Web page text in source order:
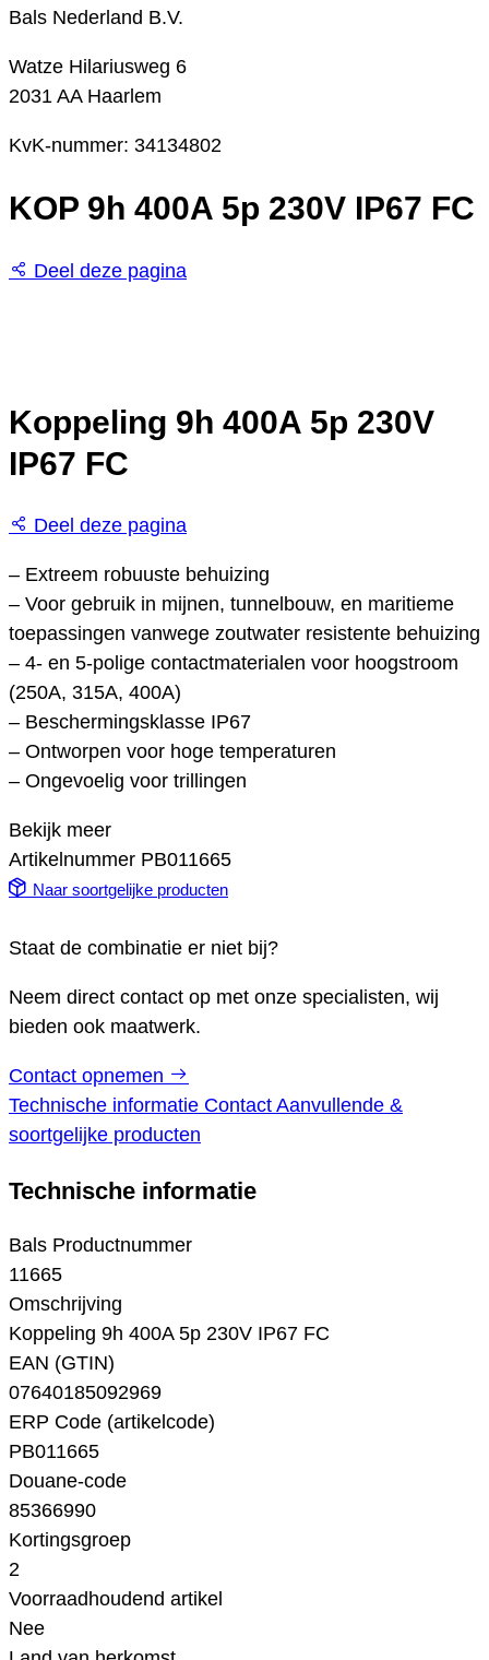
Bals Nederland B.V.
Watze Hilariusweg 6
2031 AA Haarlem
KvK-nummer: 34134802
KOP 9h 400A 5p 230V IP67 FC
Deel deze pagina
Koppeling 9h 400A 5p 230V
IP67 FC
Deel deze pagina
– Extreem robuuste behuizing
– Voor gebruik in mijnen, tunnelbouw, en maritieme
toepassingen vanwege zoutwater resistente behuizing
– 4- en 5-polige contactmaterialen voor hoogstroom
(250A, 315A, 400A)
– Beschermingsklasse IP67
– Ontworpen voor hoge temperaturen
– Ongevoelig voor trillingen
Bekijk meer
Artikelnummer PB011665
Naar soortgelijke producten
Staat de combinatie er niet bij?
Neem direct contact op met onze specialisten, wij
bieden ook maatwerk.
Contact opnemen
Technische informatie Contact Aanvullende &
soortgelijke producten
Technische informatie
Bals Productnummer
11665
Omschrijving
Koppeling 9h 400A 5p 230V IP67 FC
EAN (GTIN)
07640185092969
ERP Code (artikelcode)
PB011665
Douane-code
85366990
Kortingsgroep
2
Voorraadhoudend artikel
Nee